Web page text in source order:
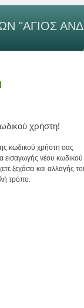
"ΑΓΙΟΣ
χρήστη!
κωδικού χρήστη σας
εισαγωγής νέου κωδικού
ξεχάσει και αλλαγής
τρόπο.